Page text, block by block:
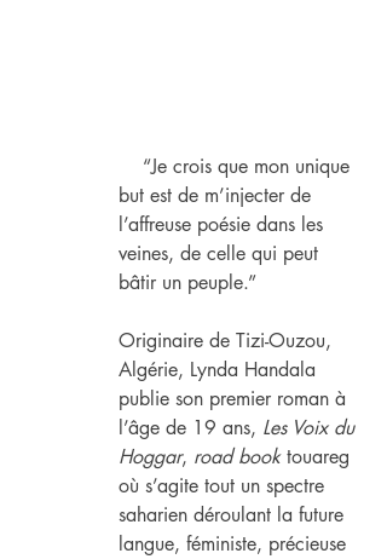
“Je crois que mon unique
but est de m’injecter de
l’affreuse poésie dans les
veines, de celle qui peut
bâtir un peuple.”
Originaire de Tizi-Ouzou,
Algérie, Lynda Handala
publie son premier roman à
l’âge de 19 ans, Les Voix du
Hoggar, road book touareg
où s’agite tout un spectre
saharien déroulant la future
langue, féministe, précieuse